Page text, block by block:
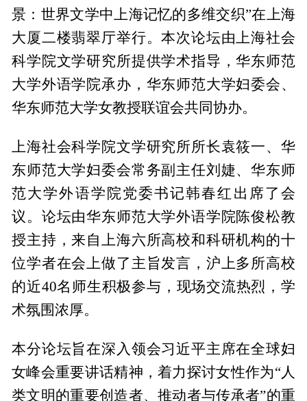
景：世界文学中上海记忆的多维交织”在上海
大厦二楼翡翠厅举行。本次论坛由上海社会
科学院文学研究所提供学术指导，华东师范
大学外语学院承办，华东师范大学妇委会、
华东师范大学女教授联谊会共同协办。
上海社会科学院文学研究所所长袁筱一、华
东师范大学妇委会常务副主任刘婕、华东师
范大学外语学院党委书记韩春红出席了会
议。论坛由华东师范大学外语学院陈俊松教
授主持，来自上海六所高校和科研机构的十
位学者在会上做了主旨发言，沪上多所高校
的近40名师生积极参与，现场交流热烈，学
术氛围浓厚。
本分论坛旨在深入领会习近平主席在全球妇
女峰会重要讲话精神，着力探讨女性作为“人
类文明的重要创造者、推动者与传承者”的重